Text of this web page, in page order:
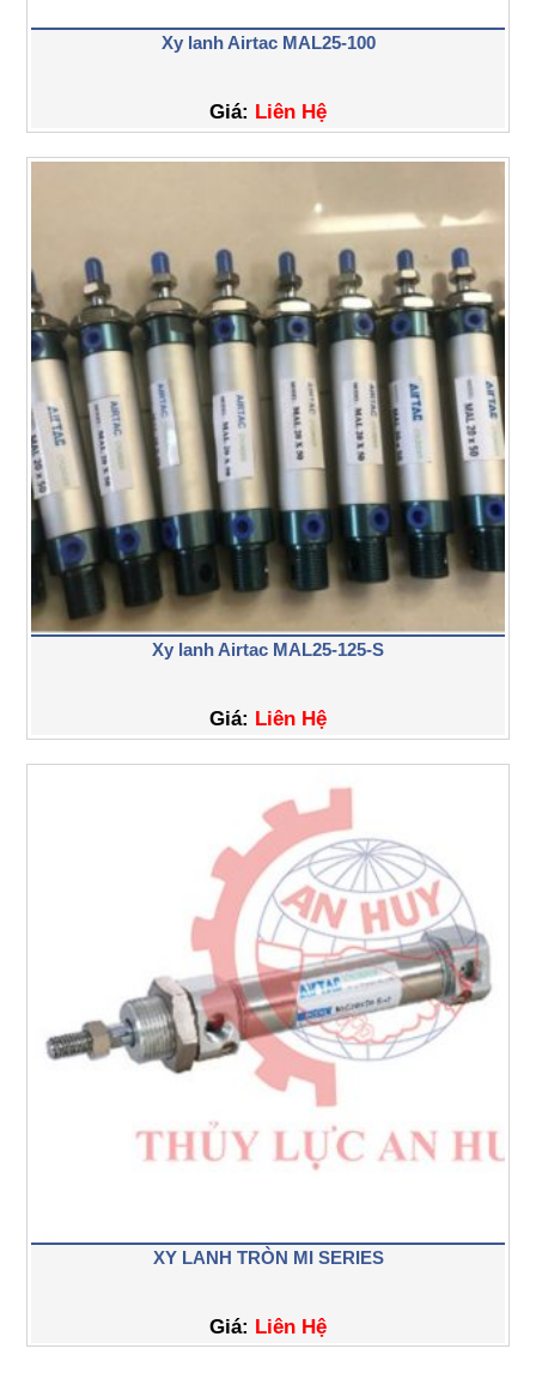
Xy lanh Airtac MAL25-100
Giá: Liên Hệ
Xy lanh Airtac MAL25-125-S
Giá: Liên Hệ
XY LANH TRÒN MI SERIES
Giá: Liên Hệ